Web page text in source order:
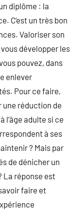
diplôme : la
C’est un très bon
Valoriser son
développer les
pouvez, dans
enlever
Pour ce faire,
réduction de
l’âge adulte si ce
à ses
? Mais par
de dénicher un
La réponse est
faire et